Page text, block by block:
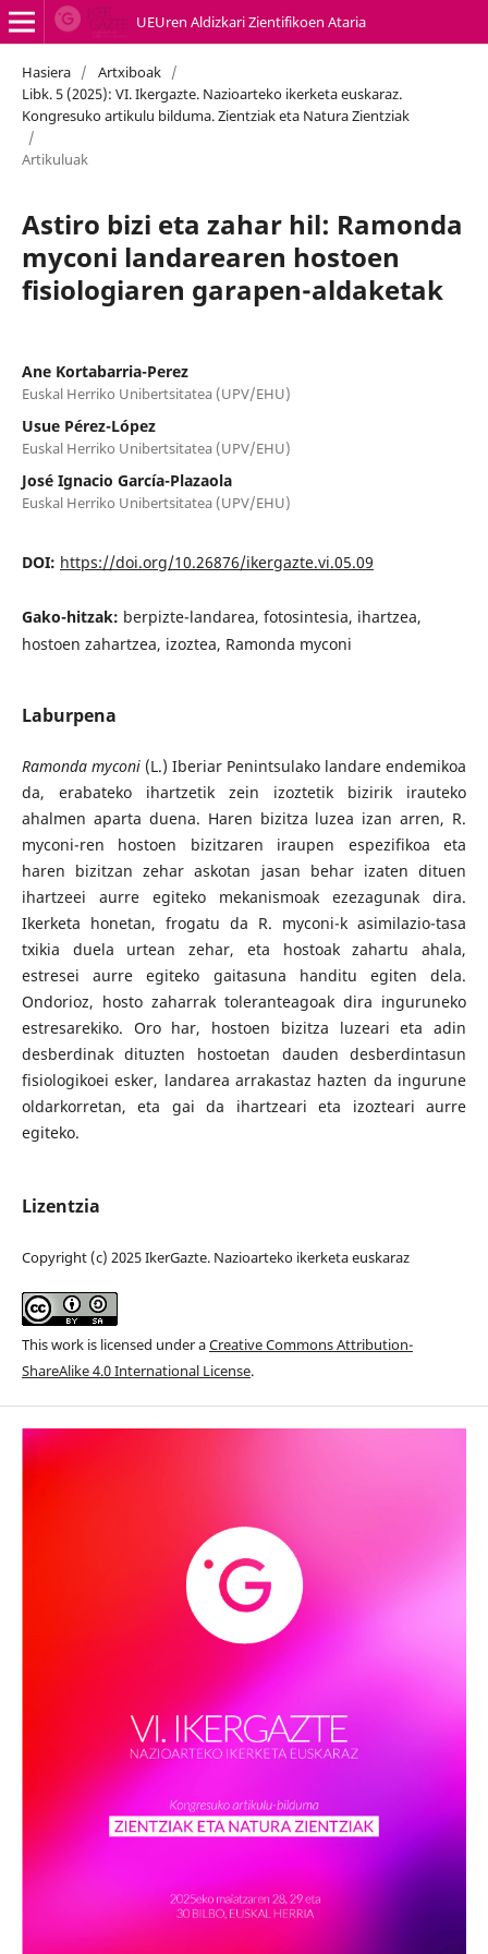
UEUren Aldizkari Zientifikoen Ataria
Hasiera / Artxiboak /
Libk. 5 (2025): VI. Ikergazte. Nazioarteko ikerketa euskaraz.
Kongresuko artikulu bilduma. Zientziak eta Natura Zientziak
/
Artikuluak
Astiro bizi eta zahar hil: Ramonda
myconi landarearen hostoen
fisiologiaren garapen-aldaketak
Ane Kortabarria-Perez
Euskal Herriko Unibertsitatea (UPV/EHU)
Usue Pérez-López
Euskal Herriko Unibertsitatea (UPV/EHU)
José Ignacio García-Plazaola
Euskal Herriko Unibertsitatea (UPV/EHU)
DOI: https://doi.org/10.26876/ikergazte.vi.05.09
Gako-hitzak: berpizte-landarea, fotosintesia, ihartzea,
hostoen zahartzea, izoztea, Ramonda myconi
Laburpena
Ramonda myconi(L.) Iberiar Penintsulako landare endemikoa
da, erabateko ihartzetik zein izoztetik bizirik irauteko
ahalmen aparta duena. Haren bizitza luzea izan arren, R.
myconi-ren hostoen bizitzaren iraupen espezifikoa eta
haren bizitzan zehar askotan jasan behar izaten dituen
ihartzeei aurre egiteko mekanismoak ezezagunak dira.
Ikerketa honetan, frogatu da R. myconi-k asimilazio-tasa
txikia duela urtean zehar, eta hostoak zahartu ahala,
estresei aurre egiteko gaitasuna handitu egiten dela.
Ondorioz, hosto zaharrak toleranteagoak dira inguruneko
estresarekiko. Oro har, hostoen bizitza luzeari eta adin
desberdinak dituzten hostoetan dauden desberdintasun
fisiologikoei esker, landarea arrakastaz hazten da ingurune
oldarkorretan, eta gai da ihartzeari eta izozteari aurre
egiteko.
Lizentzia
Copyright (c) 2025 IkerGazte. Nazioarteko ikerketa euskaraz
This work is licensed under aCreative Commons Attribution-
ShareAlike 4.0 International License.